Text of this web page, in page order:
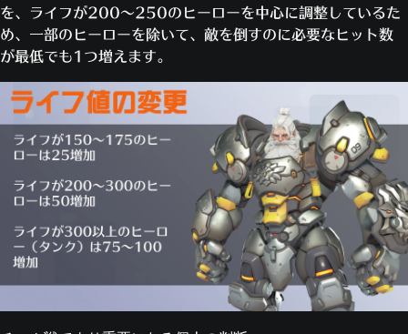
を、ライフが200～250のヒーローを中心に調整しているた
め、一部のヒーローを除いて、敵を倒すのに必要なヒット数
が最低でも1つ増えます。